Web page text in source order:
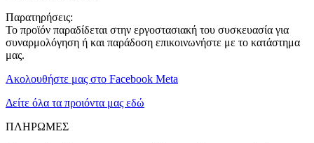
Παρατηρήσεις:
Το προϊόν παραδίδεται στην εργοστασιακή του συσκευασία για
συναρμολόγηση ή και παράδοση επικοινωνήστε με το κατάστημα
μας.
Ακολουθήστε μας στο Facebook Meta
Δείτε όλα τα προιόντα μας εδώ
ΠΛΗΡΩΜΕΣ